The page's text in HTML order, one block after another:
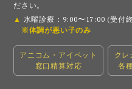
ださい。
▲ 水曜診療：9:00〜17:00 (受付
※体調が悪い子のみ
アニコム・アイペット
窓口精算対応
クレ
各